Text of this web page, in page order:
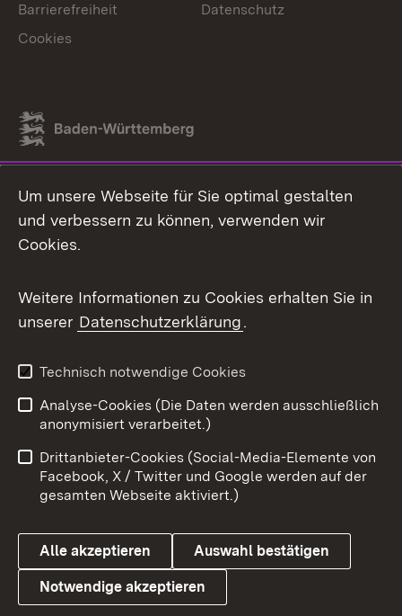
Link zum Landesportal
Barrierefreiheit
Datenschutz
Cookies
Um unsere Webseite für Sie optimal gestalten
und verbessern zu können, verwenden wir
Cookies.
Weitere Informationen zu Cookies erhalten Sie in
unserer Datenschutzerklärung.
Technisch notwendige Cookies
Analyse-Cookies (Die Daten werden ausschließlich
anonymisiert verarbeitet.)
Drittanbieter-Cookies (Social-Media-Elemente von
Facebook, X / Twitter und Google werden auf der
gesamten Webseite aktiviert.)
Alle akzeptieren Auswahl bestätigen
Notwendige akzeptieren